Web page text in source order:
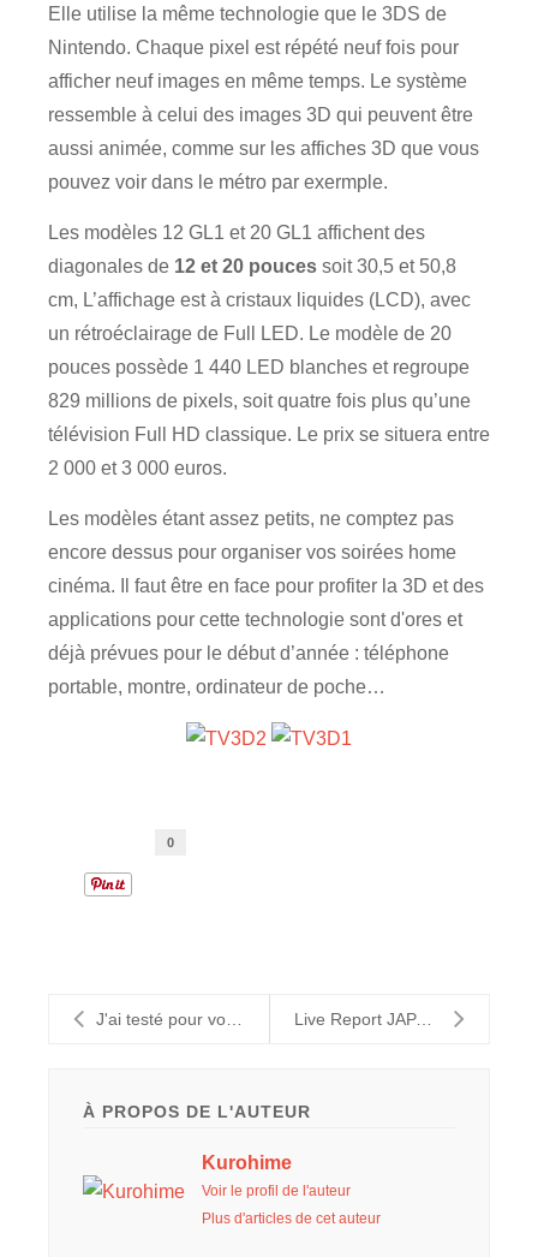
Elle utilise la même technologie que le 3DS de
Nintendo. Chaque pixel est répété neuf fois pour
afficher neuf images en même temps. Le système
ressemble à celui des images 3D qui peuvent être
aussi animée, comme sur les affiches 3D que vous
pouvez voir dans le métro par exermple.
Les modèles 12 GL1 et 20 GL1 affichent des
diagonales de 12 et 20 pouces soit 30,5 et 50,8
cm, L’affichage est à cristaux liquides (LCD), avec
un rétroéclairage de Full LED. Le modèle de 20
pouces possède 1 440 LED blanches et regroupe
829 millions de pixels, soit quatre fois plus qu’une
télévision Full HD classique. Le prix se situera entre
2 000 et 3 000 euros.
Les modèles étant assez petits, ne comptez pas
encore dessus pour organiser vos soirées home
cinéma. Il faut être en face pour profiter la 3D et des
applications pour cette technologie sont d'ores et
déjà prévues pour le début d’année : téléphone
portable, montre, ordinateur de poche…
0
J'ai testé pour vous : TRON LEGACY Live Report JAPAN EXPO 2010 - Jeudi
À PROPOS DE L'AUTEUR
Kurohime
Voir le profil de l'auteur
Plus d'articles de cet auteur